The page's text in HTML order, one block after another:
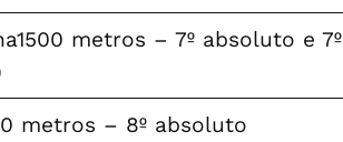
metros – 7º absoluto e 7º
metros – 8º absoluto